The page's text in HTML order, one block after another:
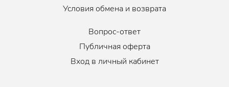
Условия обмена и возврата
Вопрос-ответ
Публичная оферта
Вход в личный кабинет